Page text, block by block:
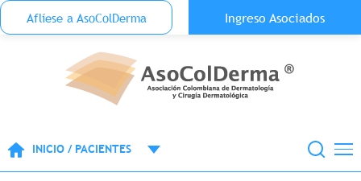
Pasar al contenido principal
Menu Top Anónimo
Aflíese a AsoColDerma Ingreso Asociados
INICIO / PACIENTES